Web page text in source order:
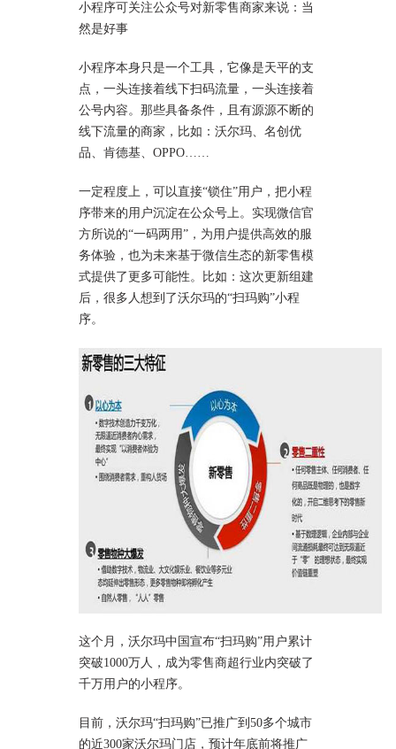
小程序可关注公众号对新零售商家来说：当
然是好事
小程序本身只是一个工具，它像是天平的支
点，一头连接着线下扫码流量，一头连接着
公号内容。那些具备条件，且有源源不断的
线下流量的商家，比如：沃尔玛、名创优
品、肯德基、OPPO……
一定程度上，可以直接“锁住”用户，把小程
序带来的用户沉淀在公众号上。实现微信官
方所说的“一码两用”，为用户提供高效的服
务体验，也为未来基于微信生态的新零售模
式提供了更多可能性。比如：这次更新组建
后，很多人想到了沃尔玛的“扫玛购”小程
序。
这个月，沃尔玛中国宣布“扫玛购”用户累计
突破1000万人，成为零售商超行业内突破了
千万用户的小程序。
目前，沃尔玛“扫玛购”已推广到50多个城市
的近300家沃尔玛门店，预计年底前将推广